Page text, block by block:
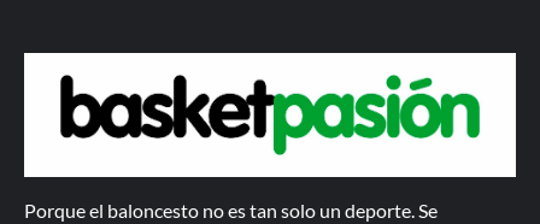
Porque el baloncesto no es tan solo un deporte. Se